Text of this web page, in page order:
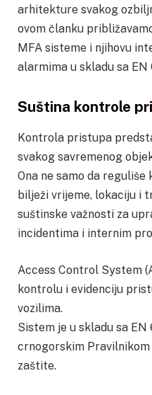
arhitekture svakog
ovom članku
MFA sisteme i njihovu
alarmima u skladu sa EN
Suština kontrole
Kontrola pristupa
svakog savremenog
Ona ne samo da reguliše
bilježi vrijeme, lokaciju i
suštinske važnosti za
incidentima i internim
Access Control System
kontrolu i evidenciju
vozilima.
Sistem je u skladu sa EN
crnogorskim
zaštite.